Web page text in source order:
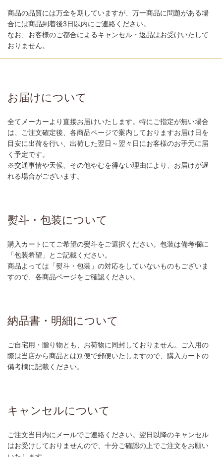
商品の品質には万全を期していますが、万一商品に問題がある場
合には商品到着後3日以内にご連絡ください。
なお、お客様のご都合によるキャンセル・返品はお受けいたして
おりません。
お届けについて
全てメーカーより直接お届けいたします。特にご指定が無い場合
は、ご注文確定後、各商品ページで案内しておりますお届け日を
目安に出荷を行い、出荷した翌日～翌々日にお客様のお手元に届
く予定です。
※交通事情や天候、その他やむを得ない理由により、お届けが遅
れる場合がございます。
熨斗・包装について
購入カートにてご希望の熨斗をご選択ください。包装は備考欄に
「包装希望」とご記載ください。
商品よっては「熨斗・包装」の対応をしていないものもございま
すので、各商品ページをご確認ください。
納品書・明細について
ご自宅用・贈り物とも、お荷物に同封しておりません。ご入用の
際は当店から商品とは別便で郵便いたしますので、購入カートの
備考欄に記載ください。
キャンセルについて
ご注文当日内にメールでご連絡ください。翌日以降のキャンセル
はお受けしておりませんので、十分ご確認の上でご注文をお願い